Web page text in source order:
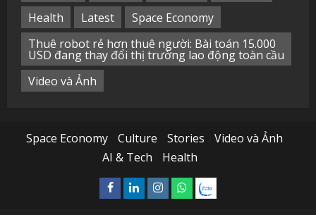
Health
Latest
Space Economy
Thuê robot rẻ hơn thuê người: Bài toán 15.000
USD đang thay đổi thị trường lao động toàn cầu
Video và Ảnh
Space Economy Culture Stories
Video và Ảnh
AI & Tech
Health
Facebook
LinkedinInstagram
What’sapp
Zalo